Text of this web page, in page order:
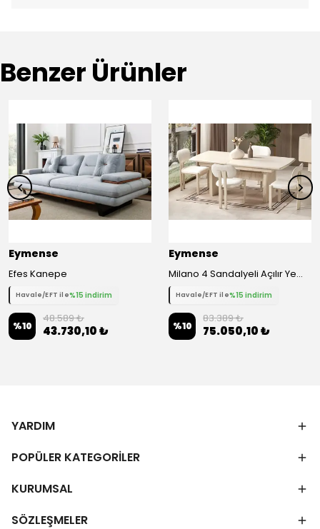
Benzer Ürünler
Eymense
Efes Kanepe
Havale/EFT ile%15 indirim
%10
48.589 ₺
43.730,10 ₺
Eymense
Milano 4 Sandalyeli Açılır Yemek Masa Takımı
Havale/EFT ile%15 indirim
%10
83.389 ₺
75.050,10 ₺
YARDIM
POPÜLER KATEGORİLER
KURUMSAL
SÖZLEŞMELER